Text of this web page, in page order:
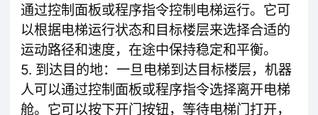
通过控制面板或程序指令控制电梯运行。它可
以根据电梯运行状态和目标楼层来选择合适的
运动路径和速度，在途中保持稳定和平衡。
5. 到达目的地：一旦电梯到达目标楼层，机器
人可以通过控制面板或程序指令选择离开电梯
舱。它可以按下开门按钮，等待电梯门打开，